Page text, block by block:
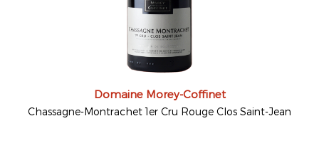
Domaine Morey-Coffinet
Chassagne-Montrachet 1er Cru Rouge Clos Saint-Jean